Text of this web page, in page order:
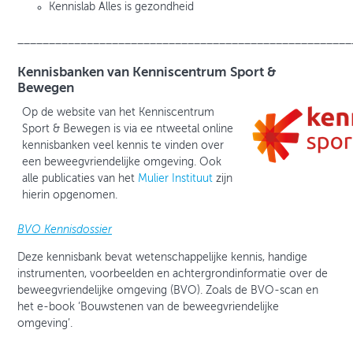
Kennislab Alles is gezondheid
Kennisbanken van Kenniscentrum Sport &
Bewegen
Op de website van het Kenniscentrum
Sport & Bewegen is via ee ntweetal online
kennisbanken veel kennis te vinden over
een beweegvriendelijke omgeving. Ook
alle publicaties van het Mulier Instituutzijn
hierin opgenomen.
BVO Kennisdossier
Deze kennisbank bevat wetenschappelijke kennis, handige
instrumenten, voorbeelden en achtergrondinformatie over de
beweegvriendelijke omgeving (BVO). Zoals de BVO-scan en
het e-book ‘Bouwstenen van de beweegvriendelijke
omgeving’.